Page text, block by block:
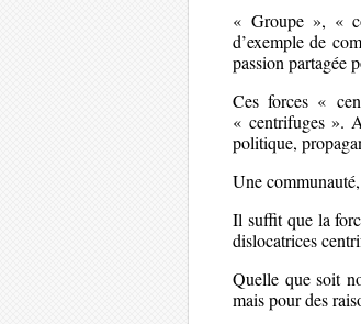
« Groupe », «
d’exemple de
passion partagée
Ces forces «
« centrifuges ».
politique,
Une
Il suffit que la
dislocatrices
Quelle que soit
mais pour des